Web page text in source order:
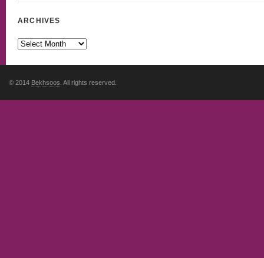
ARCHIVES
© 2014 Bekhsoos . All rights reserved.